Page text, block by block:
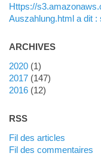
https://s3.amazonaws.com/new-casino/Sol-Casino-
Auszahlung.html a dit :
ARCHIVES
2020(1)
2017(147)
2016(12)
RSS
Fil des articles
Fil des commentaires